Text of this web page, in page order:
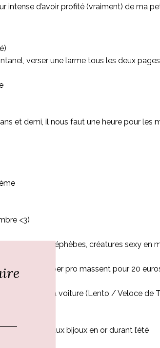
intense d’avoir profité (vraiment) de ma
verser une larme tous les deux pages
et demi, il nous faut une heure pour les
<3)
fringuant, éphèbes, créatures sexy en
chinoises super pro massent pour 20
radio dans la voiture (Lento / Veloce de
associée aux bijoux en or durant l’été